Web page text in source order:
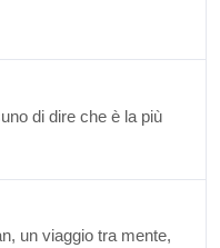
di dire che è la più
un viaggio tra mente,